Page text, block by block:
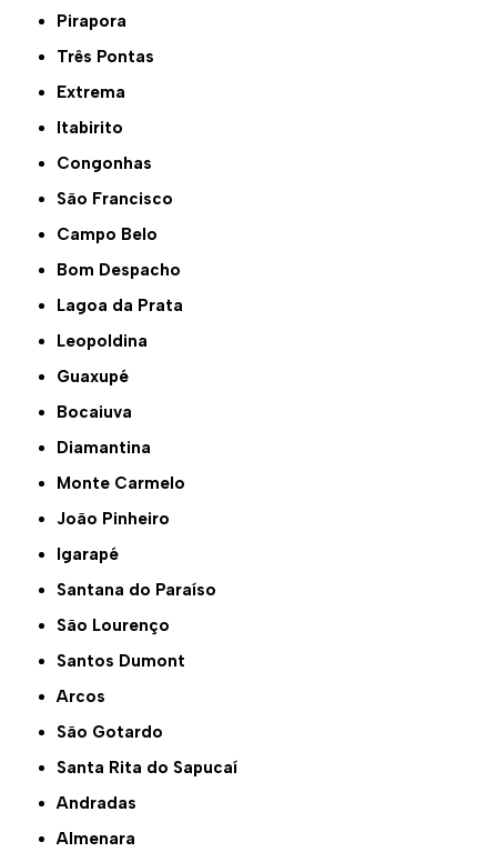
Pirapora
Três Pontas
Extrema
Itabirito
Congonhas
São Francisco
Campo Belo
Bom Despacho
Lagoa da Prata
Leopoldina
Guaxupé
Bocaiuva
Diamantina
Monte Carmelo
João Pinheiro
Igarapé
Santana do Paraíso
São Lourenço
Santos Dumont
Arcos
São Gotardo
Santa Rita do Sapucaí
Andradas
Almenara